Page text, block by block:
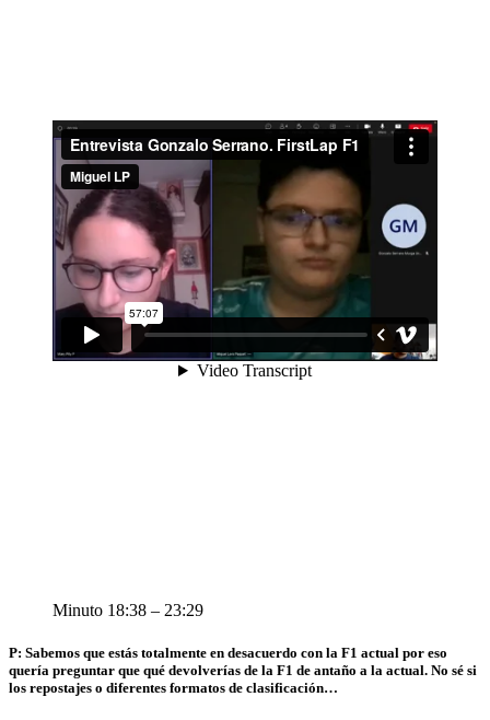
Minuto 18:38 – 23:29
P: Sabemos que estás totalmente en desacuerdo con la F1 actual por eso
quería preguntar que qué devolverías de la F1 de antaño a la actual. No sé si
los repostajes o diferentes formatos de clasificación…